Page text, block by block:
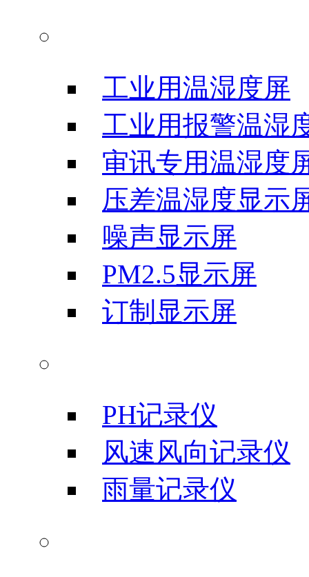
工业用温湿度屏
工业用报警温湿
审讯专用温湿度
压差温湿度显示
噪声显示屏
PM2.5显示屏
订制显示屏
PH记录仪
风速风向记录仪
雨量记录仪